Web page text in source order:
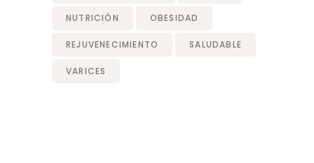
NUTRICIÓN OBESIDAD
REJUVENECIMIENTO SALUDABLE
VARICES